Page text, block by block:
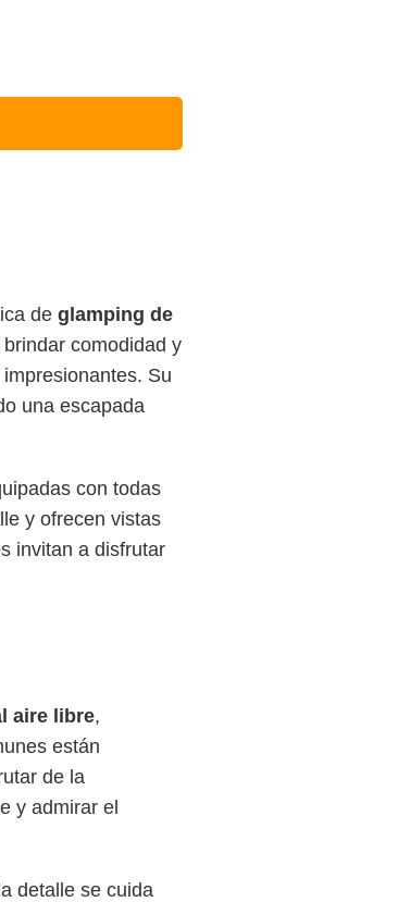
de glamping de
comodidad y
Su
una escapada
con todas
y ofrecen vistas
invitan a disfrutar
aire libre,
están
de la
y admirar el
detalle se cuida